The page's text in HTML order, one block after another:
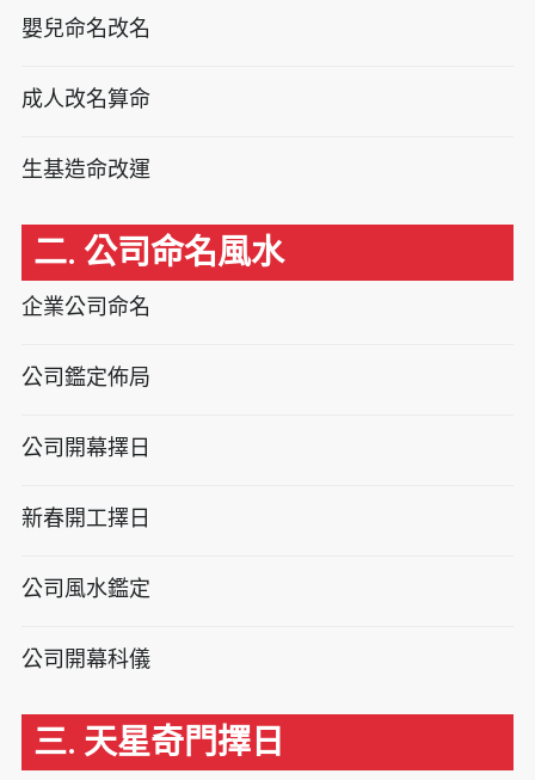
嬰兒命名改名
成人改名算命
生基造命改運
二. 公司命名風水
企業公司命名
公司鑑定佈局
公司開幕擇日
新春開工擇日
公司風水鑑定
公司開幕科儀
三. 天星奇門擇日